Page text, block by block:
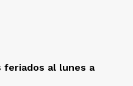
feriados al lunes a